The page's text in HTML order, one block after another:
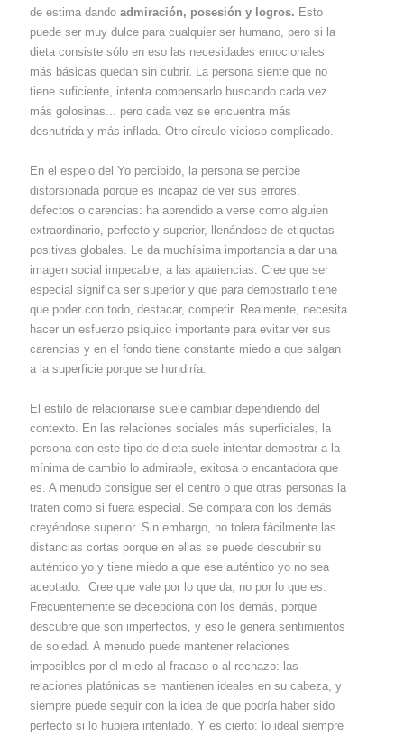
de estima dando admiración, posesión y logros. Esto
puede ser muy dulce para cualquier ser humano, pero si la
dieta consiste sólo en eso las necesidades emocionales
más básicas quedan sin cubrir. La persona siente que no
tiene suficiente, intenta compensarlo buscando cada vez
más golosinas... pero cada vez se encuentra más
desnutrida y más inflada. Otro círculo vicioso complicado.
En el espejo del Yo percibido, la persona se percibe
distorsionada porque es incapaz de ver sus errores,
defectos o carencias: ha aprendido a verse como alguien
extraordinario, perfecto y superior, llenándose de etiquetas
positivas globales. Le da muchísima importancia a dar una
imagen social impecable, a las apariencias. Cree que ser
especial significa ser superior y que para demostrarlo tiene
que poder con todo, destacar, competir. Realmente, necesita
hacer un esfuerzo psíquico importante para evitar ver sus
carencias y en el fondo tiene constante miedo a que salgan
a la superficie porque se hundiría.
El estilo de relacionarse suele cambiar dependiendo del
contexto. En las relaciones sociales más superficiales, la
persona con este tipo de dieta suele intentar demostrar a la
mínima de cambio lo admirable, exitosa o encantadora que
es. A menudo consigue ser el centro o que otras personas la
traten como si fuera especial. Se compara con los demás
creyéndose superior. Sin embargo, no tolera fácilmente las
distancias cortas porque en ellas se puede descubrir su
auténtico yo y tiene miedo a que ese auténtico yo no sea
aceptado. Cree que vale por lo que da, no por lo que es.
Frecuentemente se decepciona con los demás, porque
descubre que son imperfectos, y eso le genera sentimientos
de soledad. A menudo puede mantener relaciones
imposibles por el miedo al fracaso o al rechazo: las
relaciones platónicas se mantienen ideales en su cabeza, y
siempre puede seguir con la idea de que podría haber sido
perfecto si lo hubiera intentado. Y es cierto: lo ideal siempre